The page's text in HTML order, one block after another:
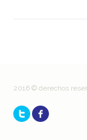
2016 © derechos